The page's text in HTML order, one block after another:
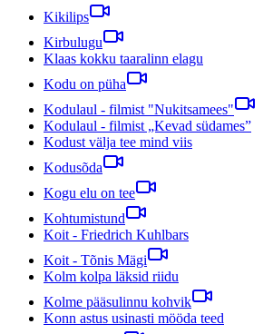
Kikilips
Kirbulugu
Klaas kokku taaralinn elagu
Kodu on püha
Kodulaul - filmist "Nukitsamees"
Kodulaul - filmist „Kevad südames”
Kodust välja tee mind viis
Kodusõda
Kogu elu on tee
Kohtumistund
Koit - Friedrich Kuhlbars
Koit - Tõnis Mägi
Kolm kolpa läksid riidu
Kolme pääsulinnu kohvik
Konn astus usinasti mööda teed